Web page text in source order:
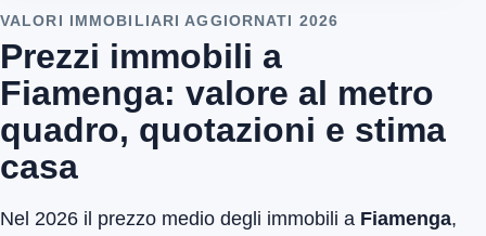
VALORI IMMOBILIARI AGGIORNATI 2026
Prezzi immobili a
Fiamenga: valore al metro
quadro, quotazioni e stima
casa
Nel 2026 il prezzo medio degli immobili a Fiamenga,